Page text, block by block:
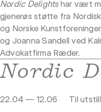
Nordic Delightshar vært
gjenerøs støtte fra
og Norske
og Joanna Sandell ved
Advokatfirma Ræder.
Nordic
22.04 — 12.06 Til